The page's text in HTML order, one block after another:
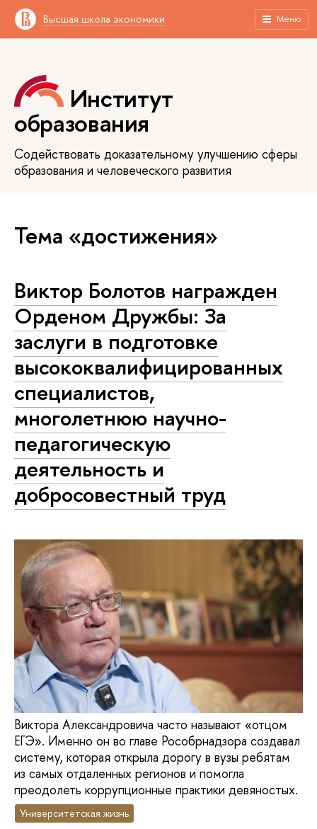
Высшая школа экономики Меню
Институт
образования
Содействовать доказательному улучшению сферы
образования и человеческого развития
Тема «достижения»
Виктор Болотов награжден
Орденом Дружбы: За
заслуги в подготовке
высококвалифицированных
специалистов,
многолетнюю научно-
педагогическую
деятельность и
добросовестный труд
Виктора Александровича часто называют «отцом
ЕГЭ». Именно он во главе Рособрнадзора создавал
систему, которая открыла дорогу в вузы ребятам
из самых отдаленных регионов и помогла
преодолеть коррупционные практики девяностых.
Университетская жизнь